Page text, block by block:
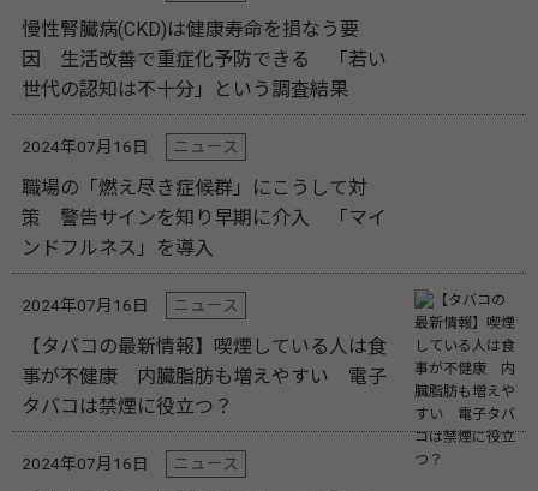
慢性腎臓病(CKD)は健康寿命を損なう要
因 生活改善で重症化予防できる 「若い
世代の認知は不十分」という調査結果
2024年07月16日 ニュース
職場の「燃え尽き症候群」にこうして対
策 警告サインを知り早期に介入 「マイ
ンドフルネス」を導入
2024年07月16日 ニュース
【タバコの最新情報】喫煙している人は食
事が不健康 内臓脂肪も増えやすい 電子
タバコは禁煙に役立つ？
2024年07月16日 ニュース